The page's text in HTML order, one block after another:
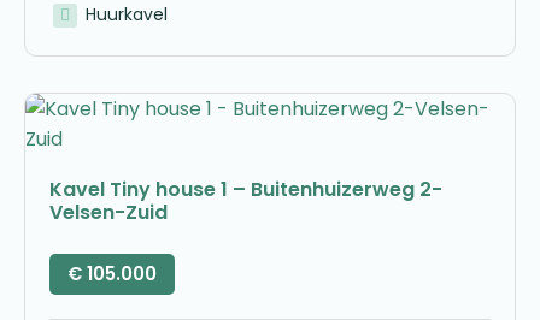
Huurkavel
Kavel Tiny house 1 – Buitenhuizerweg 2-
Velsen-Zuid
€105.000